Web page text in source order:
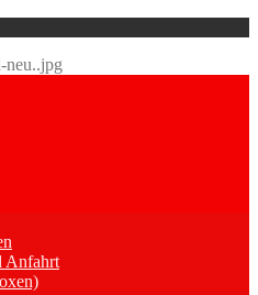
Anfahrt